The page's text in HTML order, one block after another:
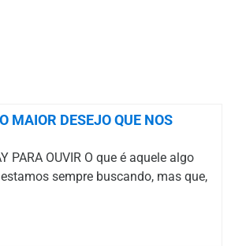
MAIOR DESEJO QUE NOS
PARA OUVIR O que é aquele algo
sempre buscando, mas que,